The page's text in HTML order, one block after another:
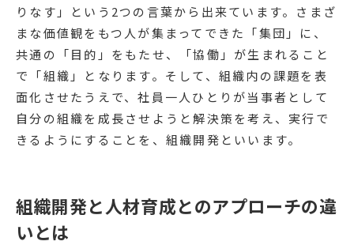
りなす」という2つの言葉から出来ています。さまざ
まな価値観をもつ人が集まってできた「集団」に、
共通の「目的」をもたせ、「協働」が生まれること
で「組織」となります。そして、組織内の課題を表
面化させたうえで、社員一人ひとりが当事者として
自分の組織を成長させようと解決策を考え、実行で
きるようにすることを、組織開発といいます。
組織開発と人材育成とのアプローチの違
いとは